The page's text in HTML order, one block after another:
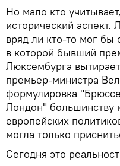
Но мало кто
исторический аспект.
вряд ли кто-то мог бы
в которой бывший
Люксембурга
премьер-министра
формулировка
Лондон" большинству
европейских
могла только
Сегодня это